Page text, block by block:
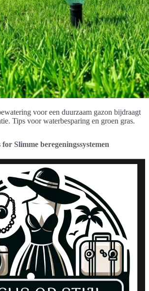
voor een duurzaam gazon bijdraagt
Tips voor waterbesparing en groen gras.
Slimme beregeningssystemen